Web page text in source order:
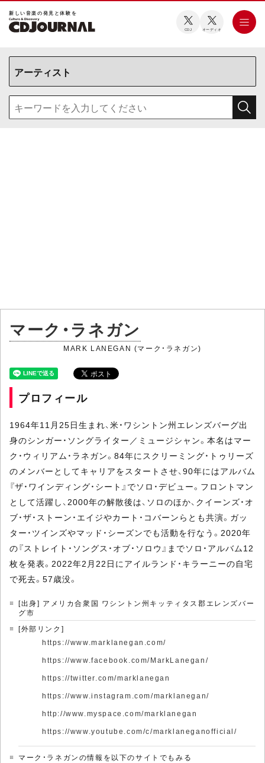
新しい⾳楽の発⾒と体験を
CDJ オーディオ
マーク・ラネガン
MARK LANEGAN (マーク・ラネガン)
プロフィール
1964年11月25日生まれ、米・ワシントン州エレンズバーグ出
身のシンガー・ソングライター／ミュージシャン。本名はマー
ク・ウィリアム・ラネガン。84年にスクリーミング・トゥリーズ
のメンバーとしてキャリアをスタートさせ、90年にはアルバム
『ザ・ワインディング・シート』でソロ・デビュー。フロントマン
として活躍し、2000年の解散後は、ソロのほか、クイーンズ・オ
ブ・ザ・ストーン・エイジやカート・コバーンらとも共演。ガッ
ター・ツインズやマッド・シーズンでも活動を行なう。2020年
の『ストレイト・ソングス・オブ・ソロウ』までソロ・アルバム12
枚を発表。2022年2月22日にアイルランド・キラーニーの自宅
で死去。57歳没。
[出身] アメリカ合衆国 ワシントン州キッティタス郡エレンズバー
グ市
[外部リンク]
https://www.marklanegan.com/
https://www.facebook.com/MarkLanegan/
https://twitter.com/marklanegan
https://www.instagram.com/marklanegan/
http://www.myspace.com/marklanegan
https://www.youtube.com/c/marklaneganofficial/
マーク・ラネガンの情報を以下のサイトでもみる